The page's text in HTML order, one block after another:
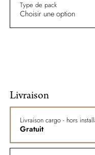
Type de pack
Choisir une option
Livraison
Livraison cargo - hors
Gratuit